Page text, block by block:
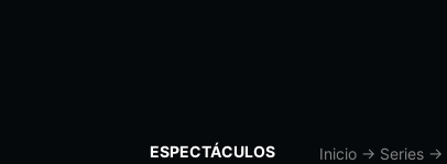
ESPECTÁCULOS
Inicio → Series →